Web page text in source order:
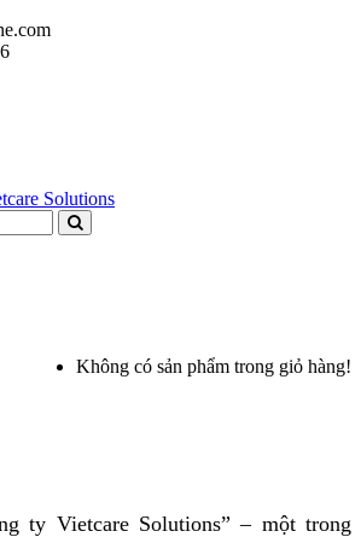
Không có sản phẩm trong giỏ hàng!
ty Vietcare Solutions” – một trong